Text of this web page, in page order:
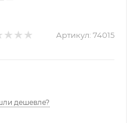
Артикул: 74015
дешевле?